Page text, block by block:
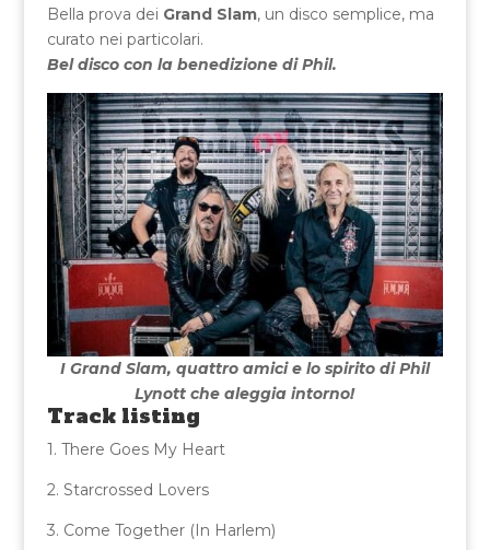
Bella prova dei Grand Slam, un disco semplice, ma
curato nei particolari.
Bel disco con la benedizione di Phil.
I Grand Slam, quattro amici e lo spirito di Phil
Lynott che aleggia intorno!
Track listing
1. There Goes My Heart
2. Starcrossed Lovers
3. Come Together (In Harlem)